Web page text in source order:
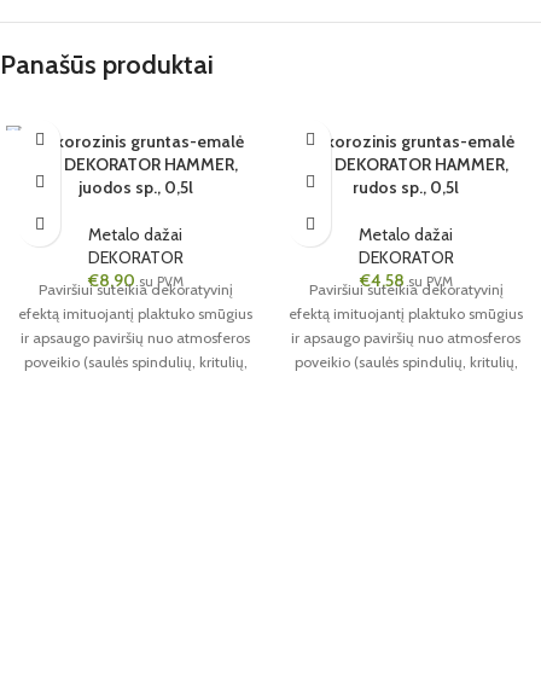
Panašūs produktai
JUODA
Antikorozinis gruntas-emalė
3&1 DEKORATOR HAMMER,
juodos sp., 0,5l
Metalo dažai
DEKORATOR
€8,90 su PVM
Paviršiui suteikia dekoratyvinį
efektą imituojantį plaktuko smūgius
ir apsaugo paviršių nuo atmosferos
poveikio (saulės spindulių, kritulių,
SOLD OUT
0.5L
Antikorozinis gruntas-emalė
3&1 DEKORATOR HAMMER,
rudos sp., 0,5l
Metalo dažai
DEKORATOR
€4,58 su PVM
Paviršiui suteikia dekoratyvinį
efektą imituojantį plaktuko smūgius
ir apsaugo paviršių nuo atmosferos
poveikio (saulės spindulių, kritulių,